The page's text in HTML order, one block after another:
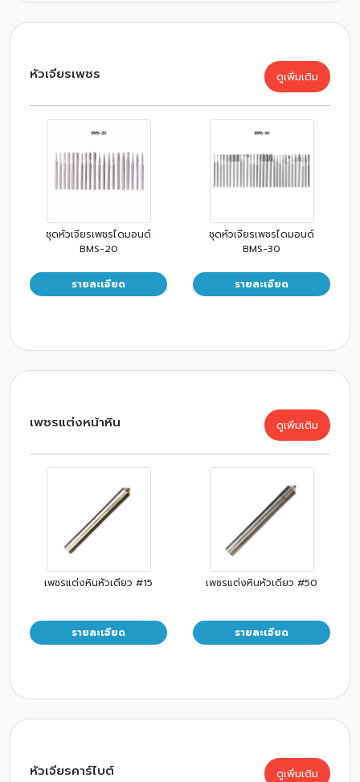
หัวเจียรเพชร ดูเพิ่มเติม
ชุดหัวเจียรเพชรไดมอนด์
BMS-20
รายละเอียด
ชุดหัวเจียรเพชรไดมอนด์
BMS-30
รายละเอียด
เพชรแต่งหน้าหิน ดูเพิ่มเติม
เพชรแต่งหินหัวเดียว #15
รายละเอียด
เพชรแต่งหินหัวเดียว #50
รายละเอียด
หัวเจียรคาร์ไบต์ ดูเพิ่มเติม